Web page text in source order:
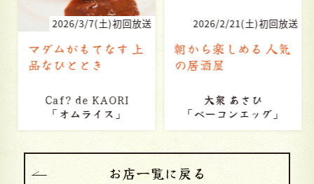
2026/3/7(土)初回放送
マダムがもてなす 上
品なひととき
Caf? de KAORI
「オムライス」
2026/2/21(土)初回放送
朝から楽しめる 人気
の居酒屋
大衆 あさひ
「ベーコンエッグ」
お店一覧に戻る